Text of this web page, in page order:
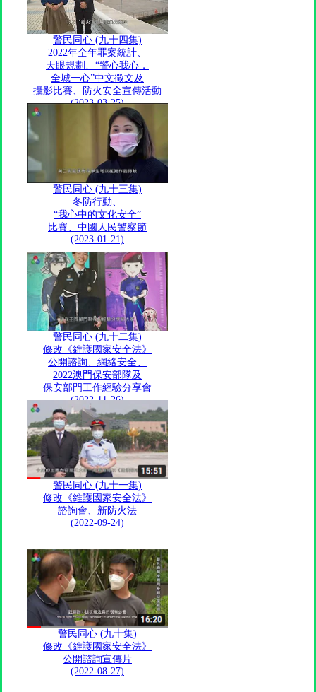
警民同心 (九十四集)
2022年全年罪案統計、
天眼規劃、“警心我心，
全城一心”中文徵文及
攝影比賽、防火安全宣傳活動
(2023-03-25)
警民同心 (九十三集)
冬防行動、
“我心中的文化安全”
比賽、中國人民警察節
(2023-01-21)
警民同心 (九十二集)
修改《維護國家安全法》
公開諮詢、網絡安全、
2022澳門保安部隊及
保安部門工作經驗分享會
(2022-11-26)
警民同心 (九十一集)
修改《維護國家安全法》
諮詢會、新防火法
(2022-09-24)
警民同心 (九十集)
修改《維護國家安全法》
公開諮詢宣傳片
(2022-08-27)